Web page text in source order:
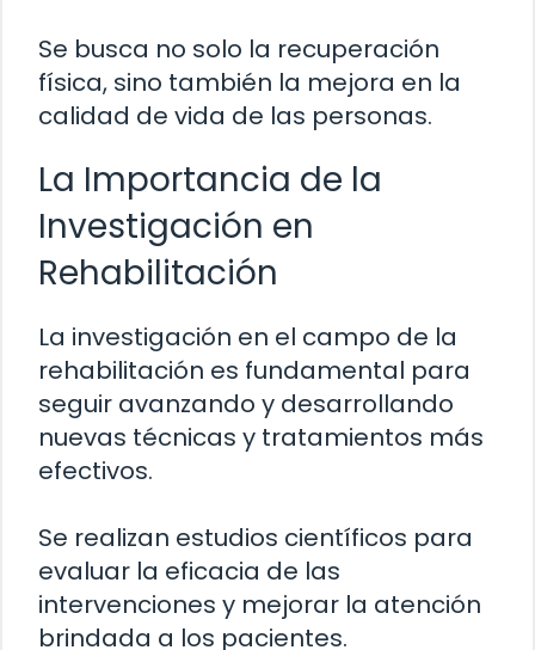
Se busca no solo la recuperación
física, sino también la mejora en la
calidad de vida de las personas.
La Importancia de la
Investigación en
Rehabilitación
La investigación en el campo de la
rehabilitación es fundamental para
seguir avanzando y desarrollando
nuevas técnicas y tratamientos más
efectivos.
Se realizan estudios científicos para
evaluar la eficacia de las
intervenciones y mejorar la atención
brindada a los pacientes.